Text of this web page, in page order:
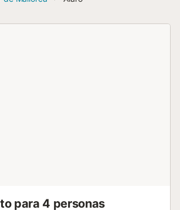
para 4 personas